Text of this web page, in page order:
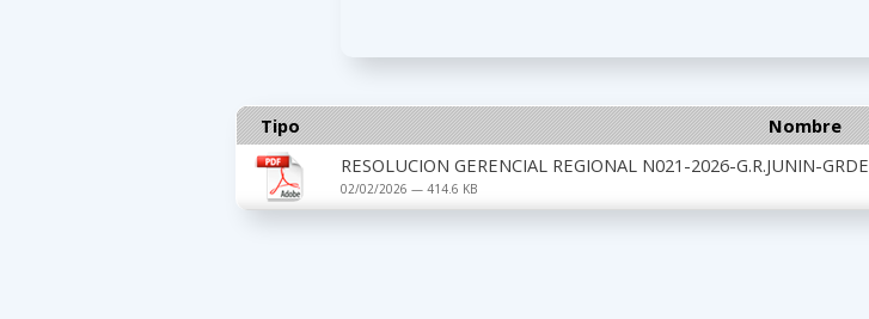
Tipo
Nombre
RESOLUCION GERENCIAL REGIONAL N021-2026-G.R.JUNIN-GRDE
02/02/2026 — 414.6 KB